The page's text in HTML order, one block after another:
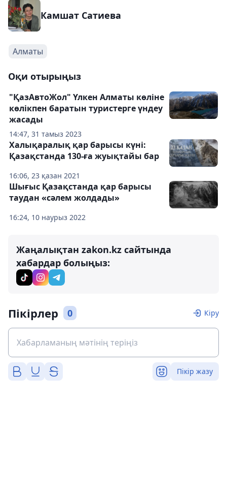
Камшат Сатиева
Алматы
Оқи отырыңыз
14:47, 31 тамыз 2023
"ҚазАвтоЖол" Үлкен Алматы көліне
көлікпен баратын туристерге үндеу
жасады
16:06, 23 қазан 2021
Халықаралық қар барысы күні:
Қазақстанда 130-ға жуықтайы бар
16:24, 10 наурыз 2022
Шығыс Қазақстанда қар барысы
таудан «сәлем жолдады»
Жаңалықтан zakon.kz сайтында
хабардар болыңыз:
Пікірлер 0 Кіру
Пікір жазу